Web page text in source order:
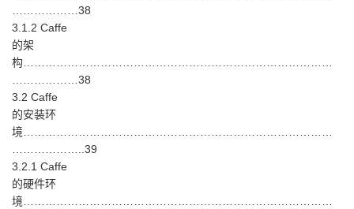
………………38
3.1.2 Caffe
的架
构…………………………………………………………………………
………………38
3.2 Caffe
的安装环
境…………………………………………………………………………
………………..39
3.2.1 Caffe
的硬件环
境…………………………………………………………………………